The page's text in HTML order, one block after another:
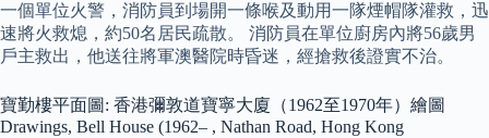
一個單位火警，消防員到場開一條喉及動用一隊煙帽隊灌救，迅
速將火救熄，約50名居民疏散。 消防員在單位廚房內將56歲男
戶主救出，他送往將軍澳醫院時昏迷，經搶救後證實不治。
寶勤樓平面圖: 香港彌敦道寶寧大廈（1962至1970年）繪圖
Drawings, Bell House (1962– , Nathan Road, Hong Kong